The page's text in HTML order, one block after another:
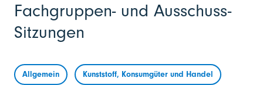
Fachgruppen- und Ausschuss-
Sitzungen
Allgemein Kunststoff, Konsumgüter und Handel